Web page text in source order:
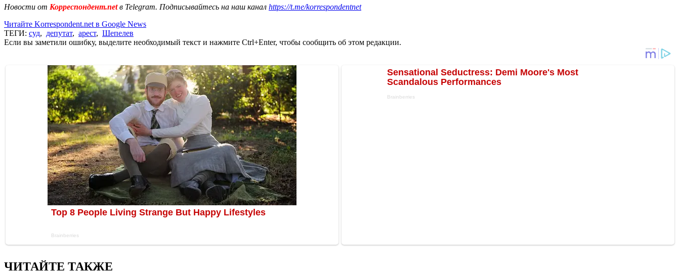
Новости от Корреспондент.netв Telegram. Подписывайтесь на наш канал https://t.me/korrespondentnet
Читайте Korrespondent.net в Google News
ТЕГИ: суд, депутат, арест, Шепелев
Если вы заметили ошибку, выделите необходимый текст и нажмите Ctrl+Enter, чтобы сообщить об этом редакции.
ЧИТАЙТЕ ТАКЖЕ